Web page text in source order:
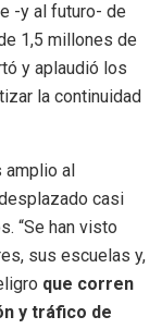
-y al futuro- de
1,5 millones de
y aplaudió los
la continuidad
amplio al
casi
“Se han visto
sus escuelas y,
que corren
y tráfico de